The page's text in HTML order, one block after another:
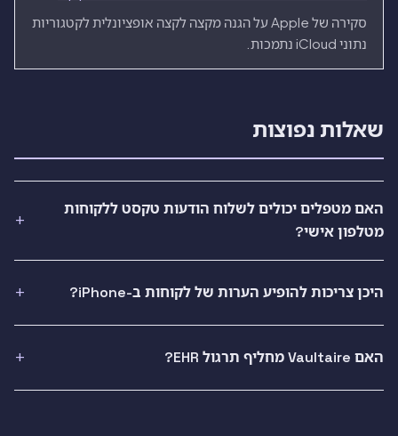
סקירה של Apple על הגנה מקצה לקצה אופציונלית לקטגוריות
נתוני iCloud נתמכות.
שאלות נפוצות
האם מטפלים יכולים לשלוח הודעות טקסט ללקוחות
מטלפון אישי?
היכן צריכות להופיע הערות של לקוחות ב-iPhone?
האם Vaultaire מחליף תרגול EHR?